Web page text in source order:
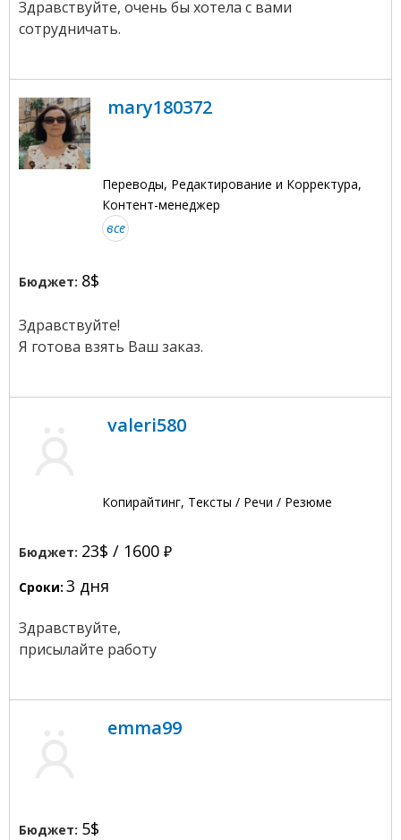
Здравствуйте, очень бы хотела с вами
сотрудничать.
mary180372
Переводы, Редактирование и Корректура,
Контент-менеджер
все
Бюджет: 8$
Здравствуйте!
Я готова взять Ваш заказ.
valeri580
Копирайтинг, Тексты / Речи / Резюме
Бюджет: 23$ / 1600
Сроки: 3 дня
Здравствуйте,
присылайте работу
emma99
Бюджет: 5$